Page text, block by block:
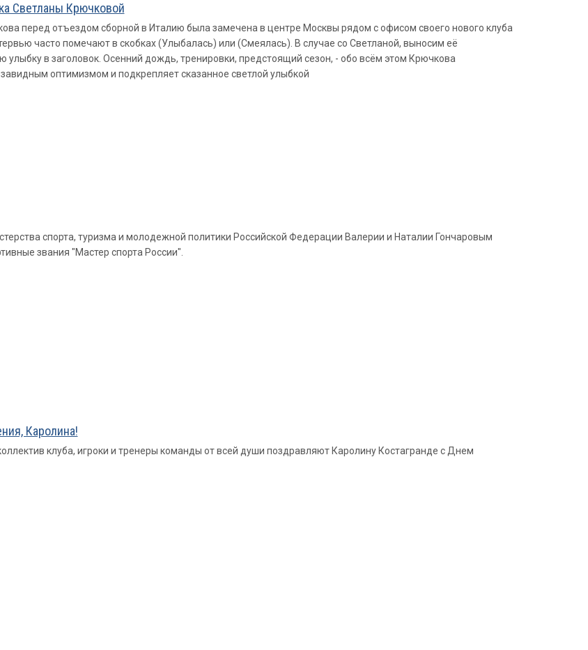
Светланы Крючковой
перед отъездом сборной в Италию была замечена в центре Москвы рядом с офисом своего нового клуба
часто помечают в скобках (Улыбалась) или (Смеялась). В случае со Светланой, выносим её
улыбку в заголовок. Осенний дождь, тренировки, предстоящий сезон, - обо всём этом Крючкова
оптимизмом и подкрепляет сказанное светлой улыбкой
спорта, туризма и молодежной политики Российской Федерации Валерии и Наталии Гончаровым
звания "Мастер спорта России".
Каролина!
клуба, игроки и тренеры команды от всей души поздравляют Каролину Костагранде с Днем